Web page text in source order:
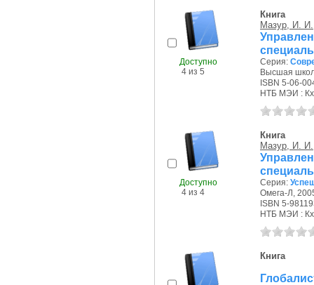
Доступно
4 из 5
Книга
Мазур, И. И.
Серия:
Высшая
ISBN 5-06-
НТБ МЭИ :
Доступно
4 из 4
Книга
Мазур, И. И.
Серия:
Омега-Л,
ISBN 5-
НТБ МЭИ : Кх
Книга